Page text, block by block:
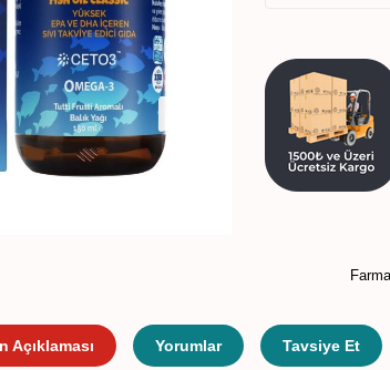
Açıklaması Yorumlar Tavsiye Et